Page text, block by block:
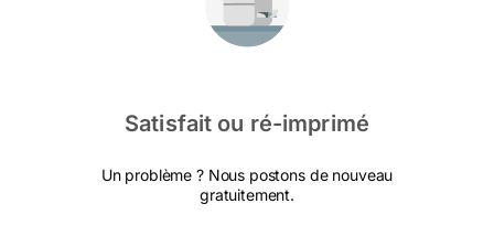
Satisfait ou ré-imprimé
Un problème ? Nous postons de nouveau
gratuitement.